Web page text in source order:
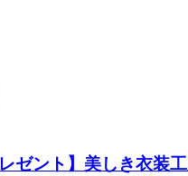
レゼント】美しき衣装